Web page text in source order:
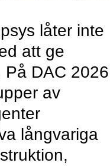
låter inte
att ge
På DAC 2026
av
långvariga